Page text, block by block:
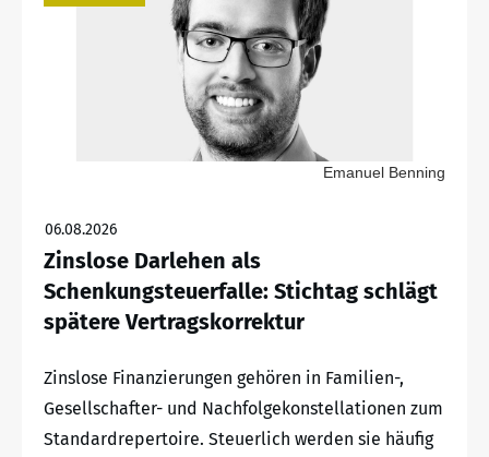
Emanuel Benning
06.08.2026
Zinslose Darlehen als
Schenkungsteuerfalle: Stichtag schlägt
spätere Vertragskorrektur
Zinslose Finanzierungen gehören in Familien-,
Gesellschafter- und Nachfolgekonstellationen zum
Standardrepertoire. Steuerlich werden sie häufig